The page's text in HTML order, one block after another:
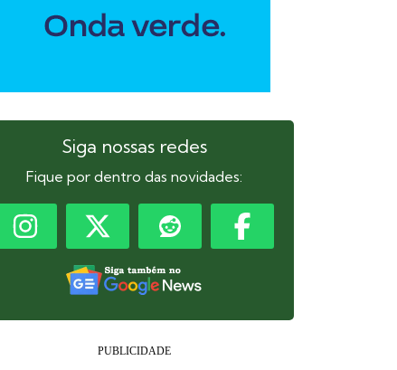
Siga nossas redes
Fique por dentro das novidades: